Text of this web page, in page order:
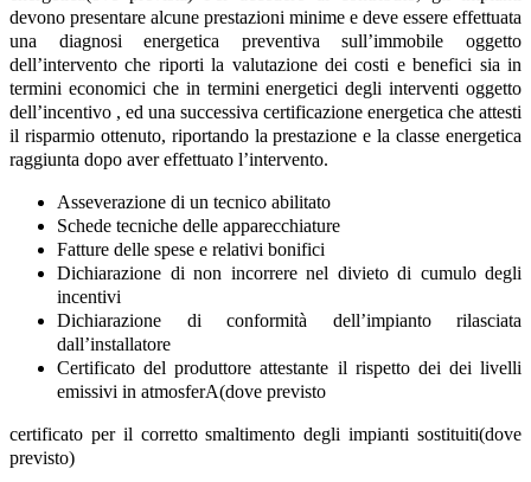
devono presentare alcune prestazioni minime e deve essere effettuata
una diagnosi energetica preventiva sull’immobile oggetto
dell’intervento che riporti la valutazione dei costi e benefici sia in
termini economici che in termini energetici degli interventi oggetto
dell’incentivo , ed una successiva certificazione energetica che attesti
il risparmio ottenuto, riportando la prestazione e la classe energetica
raggiunta dopo aver effettuato l’intervento.
Asseverazione di un tecnico abilitato
Schede tecniche delle apparecchiature
Fatture delle spese e relativi bonifici
Dichiarazione di non incorrere nel divieto di cumulo degli
incentivi
Dichiarazione di conformità dell’impianto rilasciata
dall’installatore
Certificato del produttore attestante il rispetto dei dei livelli
emissivi in atmosferA(dove previsto
certificato per il corretto smaltimento degli impianti sostituiti(dove
previsto)